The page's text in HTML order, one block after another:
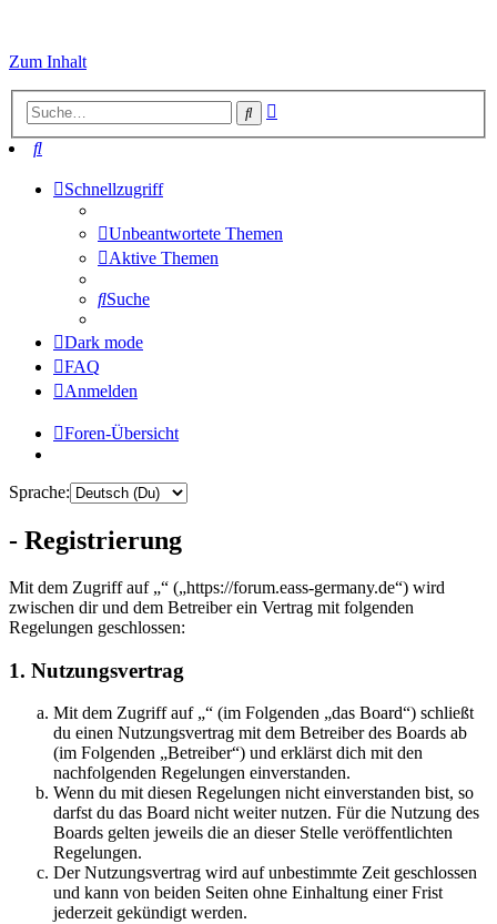
Zum Inhalt
Suche
Suche
Schnellzugriff
Unbeantwortete Themen
Aktive Themen
Suche
Dark mode
FAQ
Anmelden
Foren-Übersicht
Sprache:
- Registrierung
Mit dem Zugriff auf „“ („https://forum.eass-germany.de“) wird
zwischen dir und dem Betreiber ein Vertrag mit folgenden
Regelungen geschlossen:
1. Nutzungsvertrag
Mit dem Zugriff auf „“ (im Folgenden „das Board“) schließt
du einen Nutzungsvertrag mit dem Betreiber des Boards ab
(im Folgenden „Betreiber“) und erklärst dich mit den
nachfolgenden Regelungen einverstanden.
Wenn du mit diesen Regelungen nicht einverstanden bist, so
darfst du das Board nicht weiter nutzen. Für die Nutzung des
Boards gelten jeweils die an dieser Stelle veröffentlichten
Regelungen.
Der Nutzungsvertrag wird auf unbestimmte Zeit geschlossen
und kann von beiden Seiten ohne Einhaltung einer Frist
jederzeit gekündigt werden.